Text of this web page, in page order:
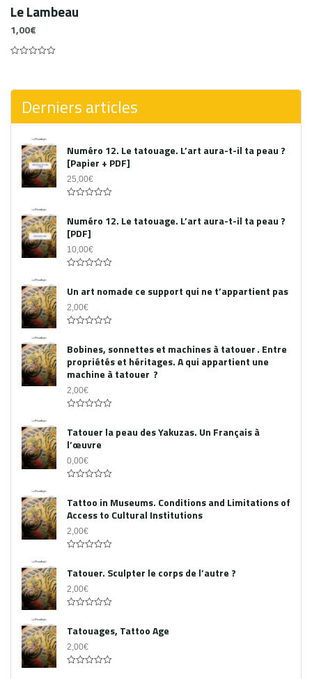
Le Lambeau
1,00€
5
Derniers articles
Numéro 12. Le tatouage. L’art aura-t-il ta peau ?
[Papier + PDF]
25,00€
out
of
5
Numéro 12. Le tatouage. L’art aura-t-il ta peau ?
[PDF]
10,00€
out
of
5
Un art nomade ce support qui ne t’appartient pas
2,00€
out
of
5
Bobines, sonnettes et machines à tatouer . Entre
propriétés et héritages. A qui appartient une
machine à tatouer ?
2,00€
out
of
5
Tatouer la peau des Yakuzas. Un Français à
l’œuvre
0,00€
out
of
5
Tattoo in Museums. Conditions and Limitations of
Access to Cultural Institutions
2,00€
out
of
5
Tatouer. Sculpter le corps de l’autre ?
2,00€
out
of
5
Tatouages, Tattoo Age
2,00€